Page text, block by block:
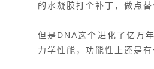
的水凝胶打个补丁，做点
但是DNA这个进化了亿万
力学性能，功能性上还是